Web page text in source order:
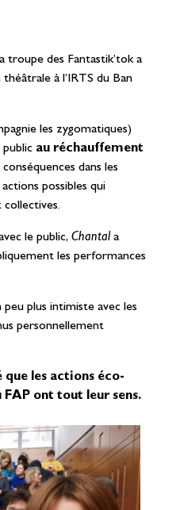
troupe des Fantastik’tok a
à l’IRTS du Ban
les zygomatiques)
public au réchauffement
dans les
possibles qui
le public, Chantal a
les performances
plus intimiste avec les
personnellement
les actions éco-
FAP ont tout leur sens.